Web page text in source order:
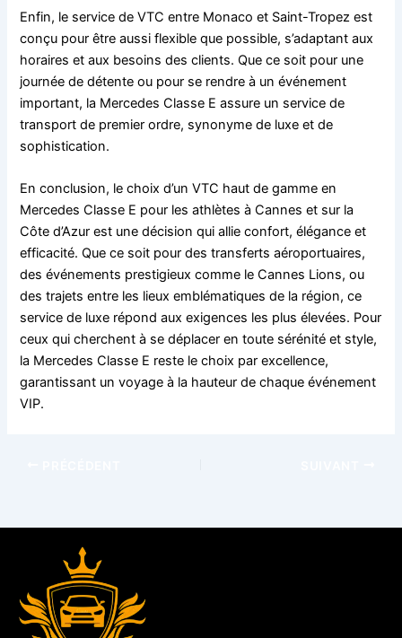
Enfin, le service de VTC entre Monaco et Saint-Tropez est
conçu pour être aussi flexible que possible, s’adaptant aux
horaires et aux besoins des clients. Que ce soit pour une
journée de détente ou pour se rendre à un événement
important, la Mercedes Classe E assure un service de
transport de premier ordre, synonyme de luxe et de
sophistication.
En conclusion, le choix d’un VTC haut de gamme en
Mercedes Classe E pour les athlètes à Cannes et sur la
Côte d’Azur est une décision qui allie confort, élégance et
efficacité. Que ce soit pour des transferts aéroportuaires,
des événements prestigieux comme le Cannes Lions, ou
des trajets entre les lieux emblématiques de la région, ce
service de luxe répond aux exigences les plus élevées. Pour
ceux qui cherchent à se déplacer en toute sérénité et style,
la Mercedes Classe E reste le choix par excellence,
garantissant un voyage à la hauteur de chaque événement
VIP.